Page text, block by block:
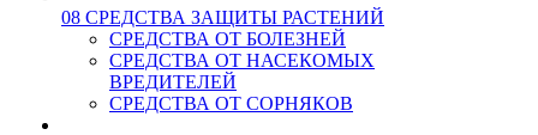
08 СРЕДСТВА ЗАЩИТЫ РАСТЕНИЙ
СРЕДСТВА ОТ БОЛЕЗНЕЙ
СРЕДСТВА ОТ НАСЕКОМЫХ
ВРЕДИТЕЛЕЙ
СРЕДСТВА ОТ СОРНЯКОВ